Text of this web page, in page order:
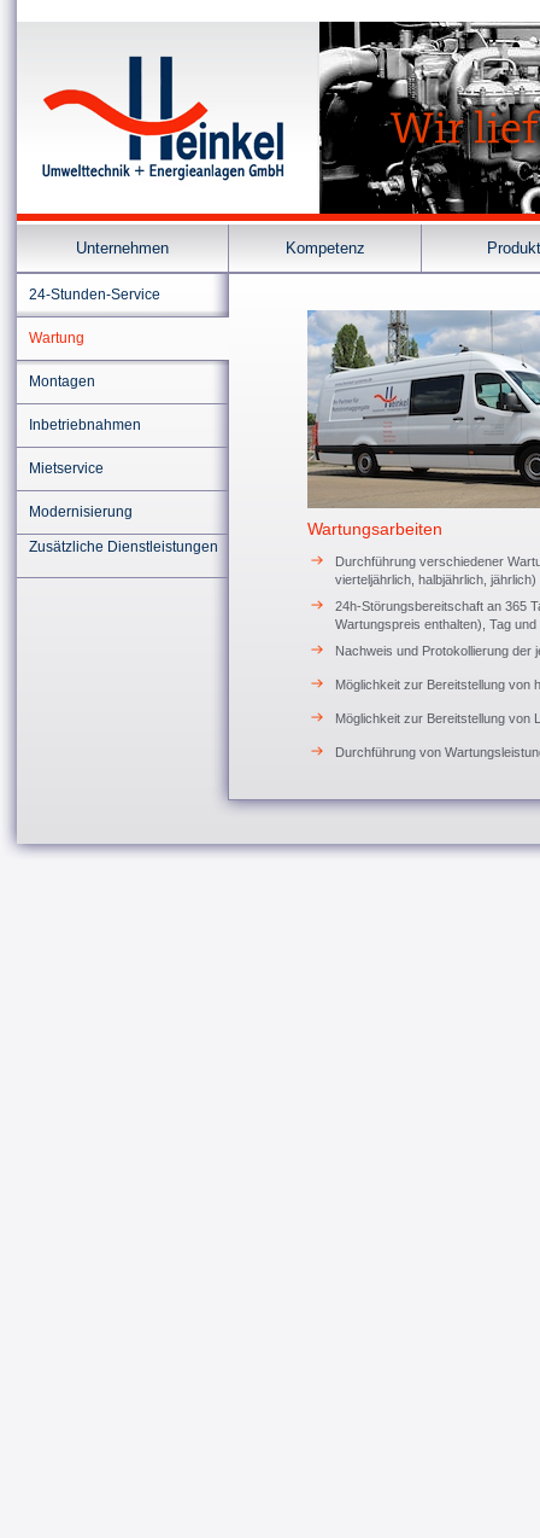
Unternehmen Kompetenz
24-Stunden-Service
Wartung
Montagen
Inbetriebnahmen
Mietservice
Modernisierung
Zusätzliche Dienstleistungen
Wartungsarbeiten
Durchführung verschiedener
vierteljährlich, halbjährlich, jährlich)
24h-Störungsbereitschaft an 365
Wartungspreis enthalten), Tag und
Nachweis und Protokollierung der
Möglichkeit zur Bereitstellung von
Möglichkeit zur Bereitstellung von
Durchführung von